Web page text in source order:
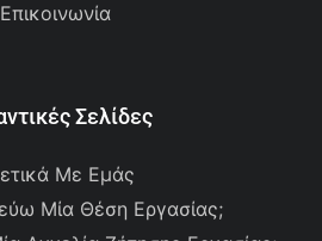
Επικοινωνία
Σελίδες
Με Εμάς
Μία Θέση Εργασίας;